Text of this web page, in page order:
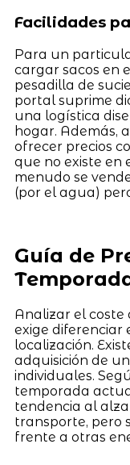
Facilidades
Para un
cargar sacos en
pesadilla de
portal suprime
una logística
hogar. Además,
ofrecer precios
que no existe en
menudo se
(por el agua)
Guía de
Analizar el coste
exige diferenciar
localización.
adquisición de
individuales.
temporada
tendencia al
transporte, pero
frente a otras